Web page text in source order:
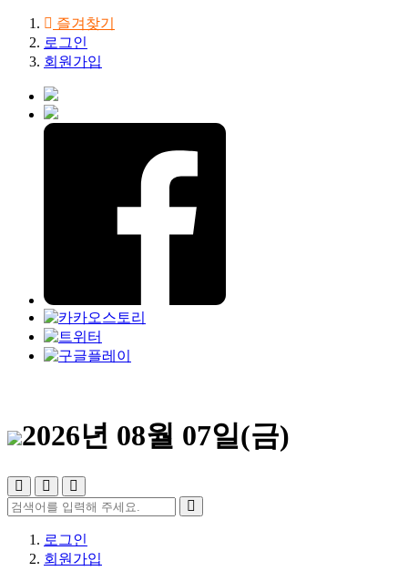
즐겨찾기
로그인
회원가입
2026년 08월 07일(금)
로그인
회원가입